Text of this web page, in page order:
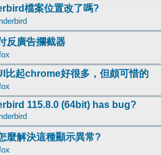
檔案位置改了嗎?
反廣告攔截器
比起chrome好很多，但頗可惜的
115.8.0 (64bit) has bug?
麼解決這種顯示異常?